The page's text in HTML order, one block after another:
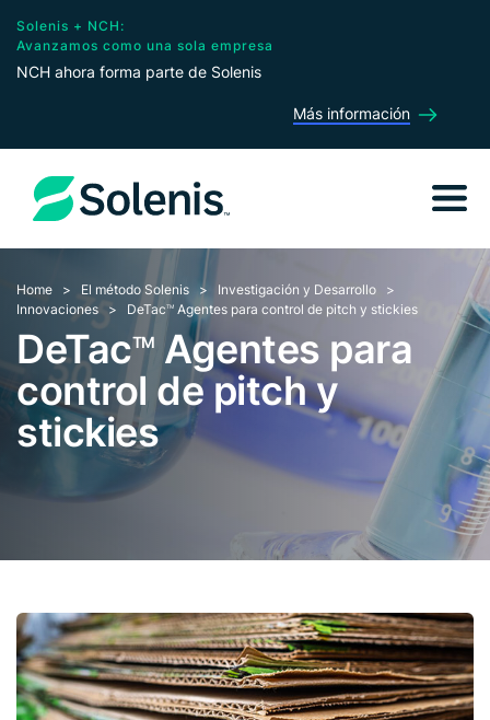
Solenis + NCH:
Avanzamos como una sola empresa
NCH ahora forma parte de Solenis
Más información
Home El método Solenis
Investigación y Desarrollo
Innovaciones
DeTacTM Agentes para control de pitch y stickies
DeTacTM Agentes para
control de pitch y
stickies